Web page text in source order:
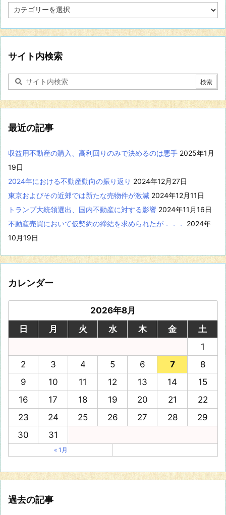
定
分
に
関
す
記
事
を
示
サイト内検索
最近の記事
収益用不動産の購入、高利回りのみで決めるのは悪手 2025年1月
19日
2024年における不動産動向の振り返り 2024年12月27日
東京およびその近郊では新たな売物件が激減 2024年12月11日
トランプ大統領選出、国内不動産に対する影響 2024年11月16日
不動産売買において仮契約の締結を求められたが．．．
2024年
10月19日
カレンダー
2026年8月
日
月 火 水 木 金
土
1
2
3 4 5 6 7
8
9
10 11 12 13 14
15
16
17 18 19 20 21
22
23
24 25 26 27 28
29
30
31
« 1月
過去の記事